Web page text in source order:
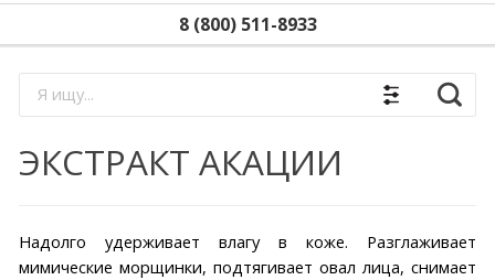
8 (800) 511-8933
ЭКСТРАКТ АКАЦИИ
Надолго удерживает влагу в коже. Разглаживает
мимические морщинки, подтягивает овал лица, снимает